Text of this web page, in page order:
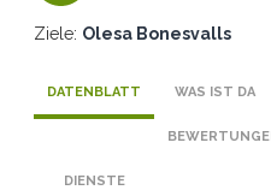
Ziele: Olesa Bonesvalls
DATENBLATT WAS IST DA
DIENSTE